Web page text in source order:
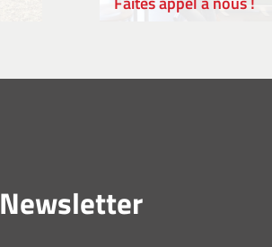
Newsletter